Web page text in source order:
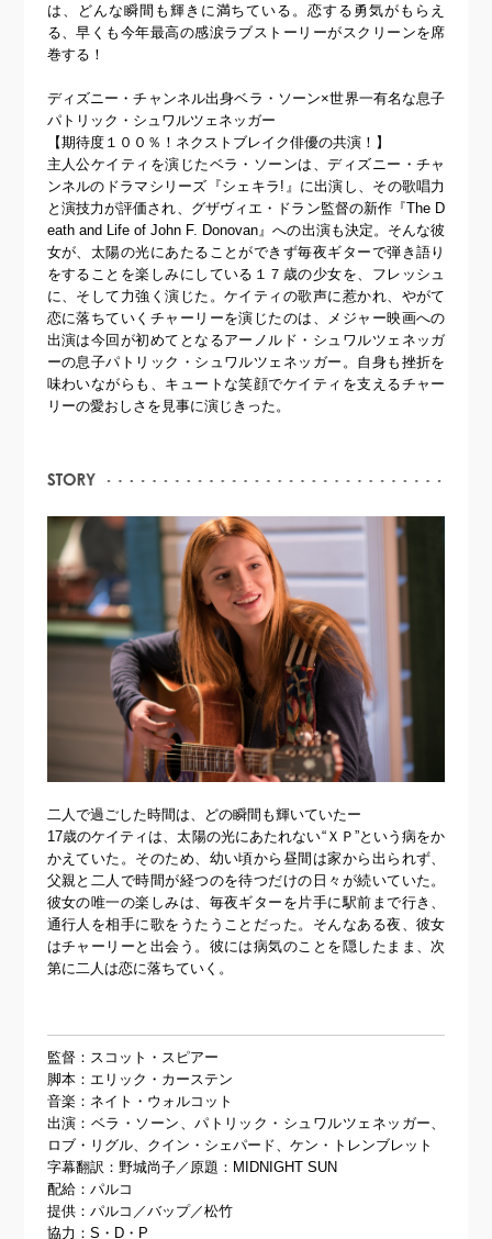
は、どんな瞬間も輝きに満ちている。恋する勇気がもらえ
る、早くも今年最高の感涙ラブストーリーがスクリーンを席
巻する！
ディズニー・チャンネル出身ベラ・ソーン×世界一有名な息子
パトリック・シュワルツェネッガー
【期待度１００％！ネクストブレイク俳優の共演！】
主人公ケイティを演じたベラ・ソーンは、ディズニー・チャ
ンネルのドラマシリーズ『シェキラ!』に出演し、その歌唱力
と演技力が評価され、グザヴィエ・ドラン監督の新作『The D
eath and Life of John F. Donovan』への出演も決定。そんな彼
女が、太陽の光にあたることができず毎夜ギターで弾き語り
をすることを楽しみにしている１７歳の少女を、フレッシュ
に、そして力強く演じた。ケイティの歌声に惹かれ、やがて
恋に落ちていくチャーリーを演じたのは、メジャー映画への
出演は今回が初めてとなるアーノルド・シュワルツェネッガ
ーの息子パトリック・シュワルツェネッガー。自身も挫折を
味わいながらも、キュートな笑顔でケイティを支えるチャー
リーの愛おしさを見事に演じきった。
二人で過ごした時間は、どの瞬間も輝いていたー
17歳のケイティは、太陽の光にあたれない“ＸＰ”という病をか
かえていた。そのため、幼い頃から昼間は家から出られず、
父親と二人で時間が経つのを待つだけの日々が続いていた。
彼女の唯一の楽しみは、毎夜ギターを片手に駅前まで行き、
通行人を相手に歌をうたうことだった。そんなある夜、彼女
はチャーリーと出会う。彼には病気のことを隠したまま、次
第に二人は恋に落ちていく。
監督：スコット・スピアー
脚本：エリック・カーステン
音楽：ネイト・ウォルコット
出演：ベラ・ソーン、パトリック・シュワルツェネッガー、
ロブ・リグル、クイン・シェパード、ケン・トレンブレット
字幕翻訳：野城尚子／原題：MIDNIGHT SUN
配給：パルコ
提供：パルコ／バップ／松竹
協力：S・D・P